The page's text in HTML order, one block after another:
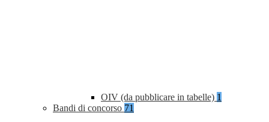
OIV (da pubblicare in tabelle) 1
Bandi di concorso 71